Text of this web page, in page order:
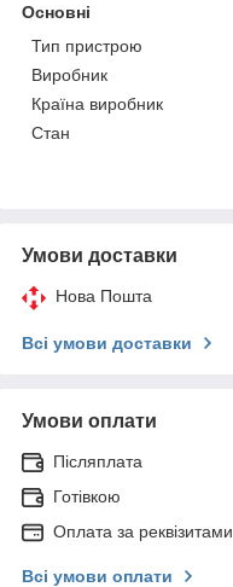
Основні
Тип пристрою
Виробник
Країна виробник
Стан
Умови доставки
Нова Пошта
Всі умови доставки
Умови оплати
Післяплата
Готівкою
Оплата за реквізитами
Всі умови оплати